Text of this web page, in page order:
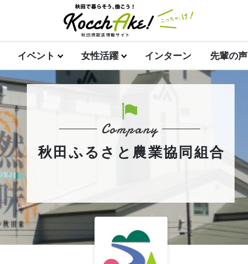
イベント 女性活躍 インターン 先輩の声
秋田ふるさと農業協同組合